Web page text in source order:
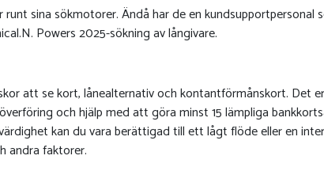
sina sökmotorer. Ändå har de en
Powers 2025-sökning av långivare.
att se kort, lånealternativ och kontantförmånskort. Det
och hjälp med att göra minst 15 lämpliga
kan du vara berättigad till ett lågt flöde eller en
andra faktorer.